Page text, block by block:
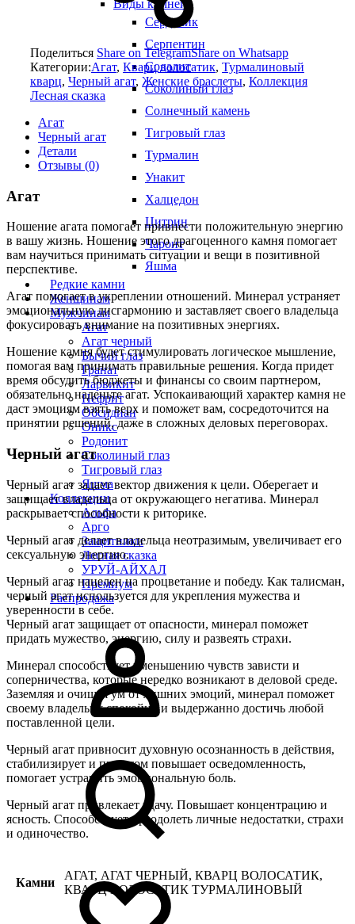
Виды камней
Сердолик
Серпентин
Содалит
Соколиный глаз
Солнечный камень
Тигровый глаз
Турмалин
Унакит
Халцедон
Цитрин
Чароит
Яшма
Редкие камни
Женщинам
Мужчинам
Агат
Агат черный
Бычий глаз
Гранат
Ларвикит
Нефрит
Обсидиан
Оникс
Родонит
Соколиный глаз
Тигровый глаз
Яшма
Коллекции
Альфа
Арго
Защитники
Лесная сказка
УРУЙ-АЙХАЛ
Премиум
Распродажа
Поделиться Share on TelegramShare on Whatsapp
Категории:Агат, Кварц волосатик, Турмалиновый
кварц, Черный агат, Женские браслеты, Коллекция
Лесная сказка
Агат
Черный агат
Детали
Отзывы (0)
Агат
Ношение агата помогает привнести положительную энергию
в вашу жизнь. Ношение этого драгоценного камня помогает
вам научиться принимать ситуации и вещи в позитивной
перспективе.
Агат помогает в укреплении отношений. Минерал устраняет
эмоциональную дисгармонию и заставляет своего владельца
фокусировать внимание на позитивных энергиях.
Ношение камня будет стимулировать логическое мышление,
помогая вам принимать правильные решения. Когда придет
время обсудить бюджеты и финансы со своим партнером,
обязательно наденьте агат. Успокаивающий характер камня не
даст эмоциям взять верх и поможет вам, сосредоточится на
принятии решений, даже в сложных деловых переговорах.
Черный агат
Черный агат задает вектор движения к цели. Оберегает и
защищает владельца от окружающего негатива. Минерал
раскрывает способности к риторике.
Черный агат делает владельца неотразимым, увеличивает его
сексуальную энергию.
Черный агат нацелен на процветание и победу. Как талисман,
черный агат используется для укрепления мужества и
уверенности в себе.
Черный агат защищает от опасности, минерал поможет
придать мужество, энергию, силу и развеять страхи.
Минерал способствует уменьшению чувств зависти и
соперничества, которые нередко возникают в деловой среде.
Заземляя и очищая ум от лишних эмоций, минерал поможет
своему владельцу спокойно и выдержанно достичь любой
поставленной цели.
Черный агат привносит духовную осознанность в действия,
стабилизирует и при этом повышает осведомленность,
помогает устранить эмоциональную боль.
Черный агат привлекает удачу. Повышает концентрацию и
ясность. Способствует преодолеть личные недостатки, страхи
и одиночество.
Камни
АГАТ, АГАТ ЧЕРНЫЙ, КВАРЦ ВОЛОСАТИК,
КВАРЦ ВОЛОСАТИК ТУРМАЛИНОВЫЙ